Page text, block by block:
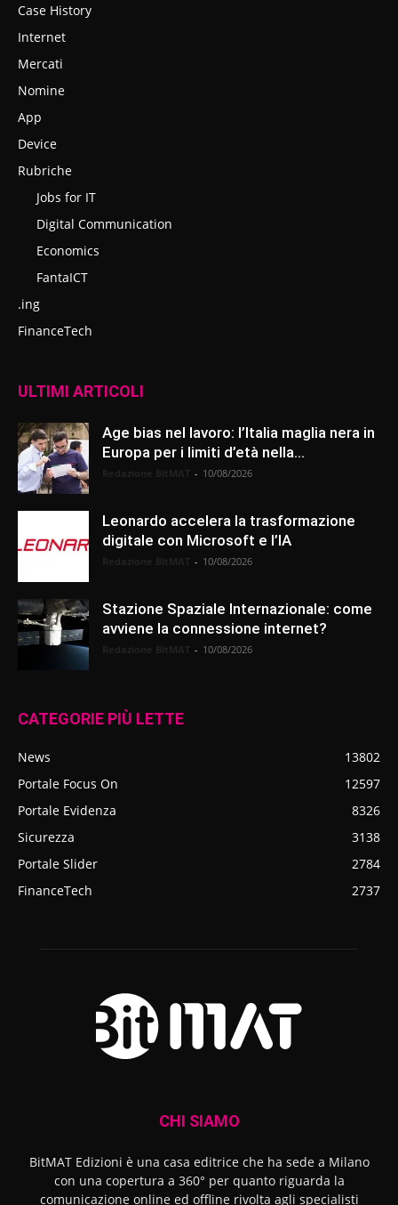
Case History
Internet
Mercati
Nomine
App
Device
Rubriche
Jobs for IT
Digital Communication
Economics
FantaICT
.ing
FinanceTech
ULTIMI ARTICOLI
Age bias nel lavoro: l’Italia maglia nera in
Europa per i limiti d’età nella...
- 10/08/2026
Leonardo accelera la trasformazione
digitale con Microsoft e l’IA
- 10/08/2026
Stazione Spaziale Internazionale: come
avviene la connessione internet?
- 10/08/2026
CATEGORIE PIÙ LETTE
News
13802
Portale Focus On
12597
Portale Evidenza
8326
Sicurezza
3138
Portale Slider
2784
FinanceTech
2737
CHI SIAMO
BitMAT Edizioni è una casa editrice che ha sede a Milano
con una copertura a 360° per quanto riguarda la
comunicazione online ed offline rivolta agli specialisti